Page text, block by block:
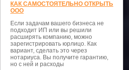
КАК САМОСТОЯТЕЛЬНО ОТКРЫТЬ
ООО
Если задачам вашего бизнеса не
подходит ИП или вы решили
расширять компанию, можно
зарегистрировать юрлицо. Как
вариант, сделать это через
нотариуса. Вы получите гарантию,
но с ней и расходы